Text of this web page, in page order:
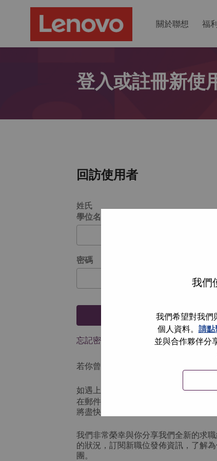
我們
我們希望對我們
個人資料。 請點
並與合作夥伴分
關於聯想 福
登入或註冊新使
回訪使用者
姓氏
學位名稱
密碼
登入
忘記密碼了？
若你曾使用你的電子郵件申請我們的
如遇上登入問題，或無法建立帳號。
在郵件的主題寫上 “Application login
將盡快與你聯絡。
我們非常榮幸與你分享我們全新的求
的狀況，訂閱新職位發佈資訊，了解
團。